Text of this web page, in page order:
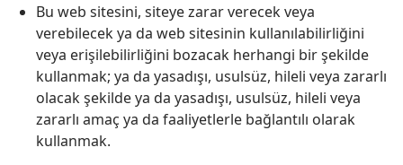
Bu web sitesini, siteye zarar verecek veya
verebilecek ya da web sitesinin kullanılabilirliğini
veya erişilebilirliğini bozacak herhangi bir şekilde
kullanmak; ya da yasadışı, usulsüz, hileli veya zararlı
olacak şekilde ya da yasadışı, usulsüz, hileli veya
zararlı amaç ya da faaliyetlerle bağlantılı olarak
kullanmak.